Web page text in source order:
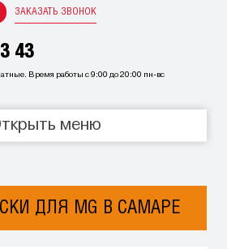
ЗАКАЗАТЬ ЗВОНОК
43
Время работы с 9:00 до 20:00 пн-вс
меню
ДЛЯ MG В САМАРЕ